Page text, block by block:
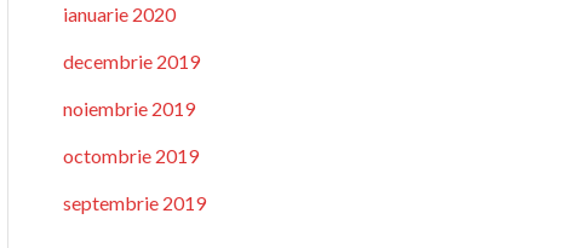
ianuarie 2020
decembrie 2019
noiembrie 2019
octombrie 2019
septembrie 2019